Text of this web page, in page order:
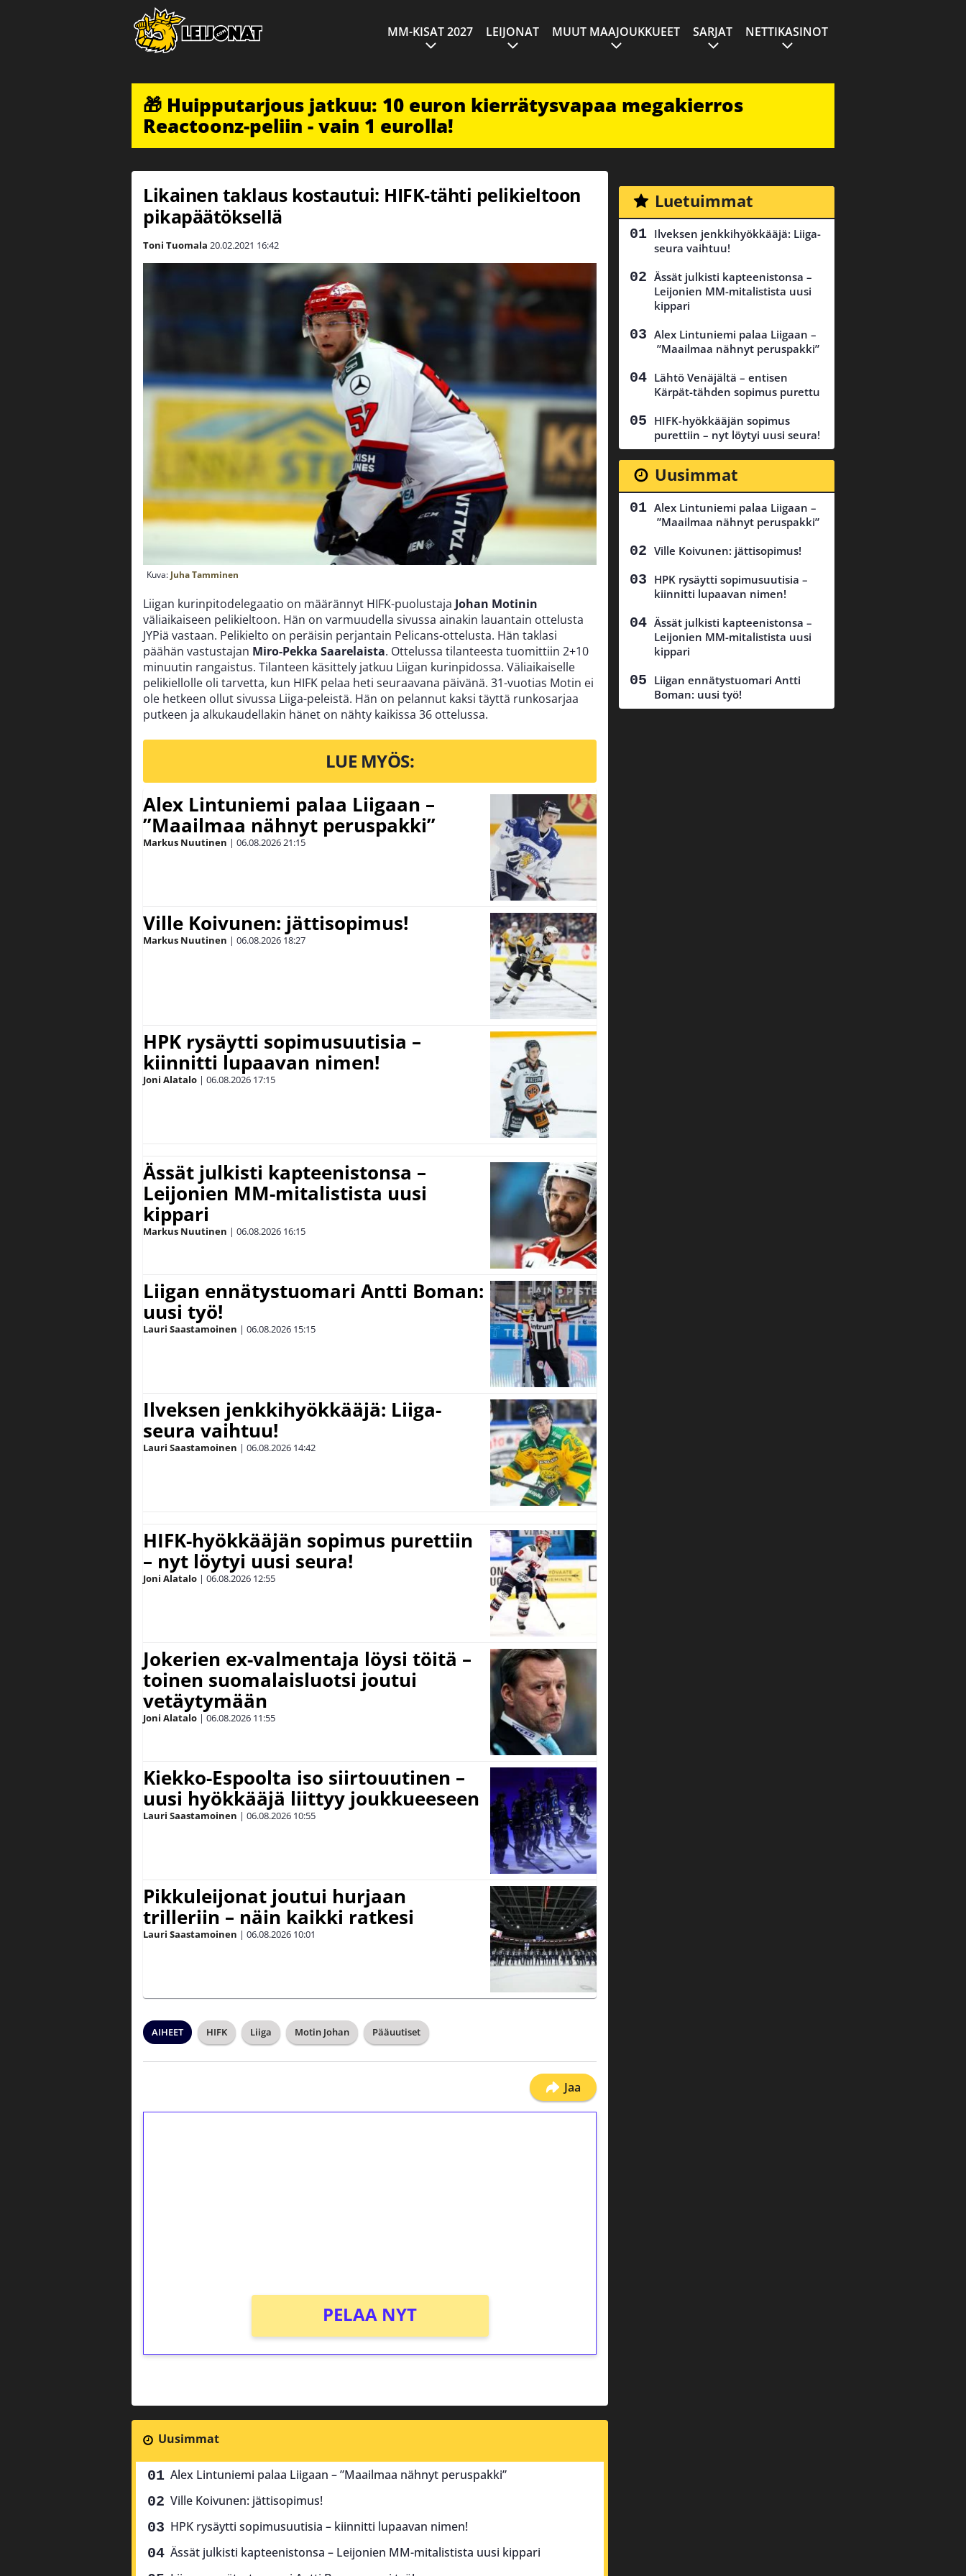
MM-KISAT 2027 LEIJONAT MUUT MAAJOUKKUEET SARJAT NETTIKASINOT
🎁 Huipputarjous jatkuu: 10 euron kierrätysvapaa megakierros
Reactoonz-peliin - vain 1 eurolla!
Likainen taklaus kostautui: HIFK-tähti pelikieltoon
pikapäätöksellä
Toni Tuomala 20.02.2021 16:42
Kuva: Juha Tamminen
Liigan kurinpitodelegaatio on määrännyt HIFK-puolustaja Johan Motinin
väliaikaiseen pelikieltoon. Hän on varmuudella sivussa ainakin lauantain ottelusta
JYPiä vastaan. Pelikielto on peräisin perjantain Pelicans-ottelusta. Hän taklasi
päähän vastustajan Miro-Pekka Saarelaista. Ottelussa tilanteesta tuomittiin 2+10
minuutin rangaistus. Tilanteen käsittely jatkuu Liigan kurinpidossa. Väliaikaiselle
pelikiellolle oli tarvetta, kun HIFK pelaa heti seuraavana päivänä. 31-vuotias Motin ei
ole hetkeen ollut sivussa Liiga-peleistä. Hän on pelannut kaksi täyttä runkosarjaa
putkeen ja alkukaudellakin hänet on nähty kaikissa 36 ottelussa.
LUE MYÖS:
Alex Lintuniemi palaa Liigaan –
”Maailmaa nähnyt peruspakki”
Markus Nuutinen | 06.08.202621:15
Ville Koivunen: jättisopimus!
Markus Nuutinen | 06.08.2026 18:27
HPK rysäytti sopimusuutisia –
kiinnitti lupaavan nimen!
Joni Alatalo | 06.08.2026 17:15
Ässät julkisti kapteenistonsa –
Leijonien MM-mitalistista uusi
kippari
Markus Nuutinen | 06.08.2026 16:15
Liigan ennätystuomari Antti Boman:
uusi työ!
Lauri Saastamoinen | 06.08.2026 15:15
Ilveksen jenkkihyökkääjä: Liiga-
seura vaihtuu!
Lauri Saastamoinen | 06.08.2026 14:42
HIFK-hyökkääjän sopimus purettiin
– nyt löytyi uusi seura!
Joni Alatalo | 06.08.2026 12:55
Jokerien ex-valmentaja löysi töitä –
toinen suomalaisluotsi joutui
vetäytymään
Joni Alatalo | 06.08.2026 11:55
Kiekko-Espoolta iso siirtouutinen –
uusi hyökkääjä liittyy joukkueeseen
Lauri Saastamoinen | 06.08.2026 10:55
Pikkuleijonat joutui hurjaan
trilleriin – näin kaikki ratkesi
Lauri Saastamoinen | 06.08.2026 10:01
AIHEET HIFK Liiga Motin Johan Pääuutiset
Jaa
PELAA NYT
Uusimmat
Alex Lintuniemi palaa Liigaan – ”Maailmaa nähnyt peruspakki”
Ville Koivunen: jättisopimus!
HPK rysäytti sopimusuutisia – kiinnitti lupaavan nimen!
Ässät julkisti kapteenistonsa – Leijonien MM-mitalistista uusi kippari
Luetuimmat
Ilveksen jenkkihyökkääjä: Liiga-
seura vaihtuu!
Ässät julkisti kapteenistonsa –
Leijonien MM-mitalistista uusi
kippari
Alex Lintuniemi palaa Liigaan –
”Maailmaa nähnyt peruspakki”
Lähtö Venäjältä – entisen
Kärpät-tähden sopimus purettu
HIFK-hyökkääjän sopimus
purettiin – nyt löytyi uusi seura!
Uusimmat
Alex Lintuniemi palaa Liigaan –
”Maailmaa nähnyt peruspakki”
Ville Koivunen: jättisopimus!
HPK rysäytti sopimusuutisia –
kiinnitti lupaavan nimen!
Ässät julkisti kapteenistonsa –
Leijonien MM-mitalistista uusi
kippari
Liigan ennätystuomari Antti
Boman: uusi työ!